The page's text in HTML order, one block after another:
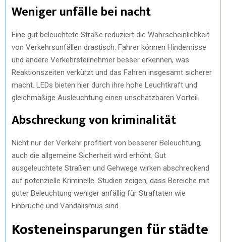
Weniger unfälle bei nacht
Eine gut beleuchtete Straße reduziert die Wahrscheinlichkeit
von Verkehrsunfällen drastisch. Fahrer können Hindernisse
und andere Verkehrsteilnehmer besser erkennen, was
Reaktionszeiten verkürzt und das Fahren insgesamt sicherer
macht. LEDs bieten hier durch ihre hohe Leuchtkraft und
gleichmäßige Ausleuchtung einen unschätzbaren Vorteil.
Abschreckung von kriminalität
Nicht nur der Verkehr profitiert von besserer Beleuchtung;
auch die allgemeine Sicherheit wird erhöht. Gut
ausgeleuchtete Straßen und Gehwege wirken abschreckend
auf potenzielle Kriminelle. Studien zeigen, dass Bereiche mit
guter Beleuchtung weniger anfällig für Straftaten wie
Einbrüche und Vandalismus sind.
Kosteneinsparungen für städte